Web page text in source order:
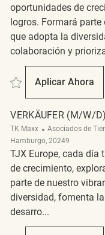
oportunidades de
logros. Formará
que adopta la
colaboración y
Salvar Verkäufer (m/w/d)
Aplicar Ahora
VERKÄUFER (M/W/D)
TK Maxx Categoría
Asociados de
Hamburgo, 20249
TJX Europe, cada día
de crecimiento,
parte de nuestro
diversidad, fomenta
desarro...